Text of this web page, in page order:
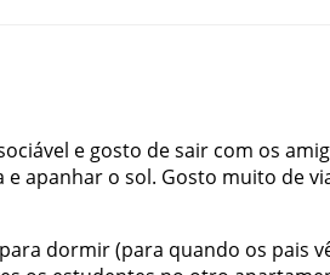
e gosto desair com os
eapanhar o sol. Gosto muito de
para dormir(para quando os pais